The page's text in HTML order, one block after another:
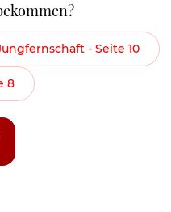
- Seite 10
8